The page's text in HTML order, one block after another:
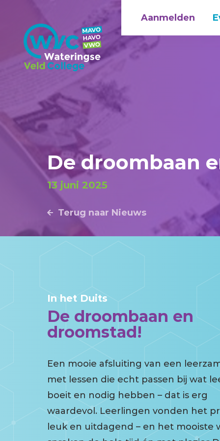
Aanmelden
De droombaan
13 juni 2025
Terug naar Nieuws
In het Duits
De droombaan en
droomstad!
Een mooie afsluiting van een
met lessen die echt passen bij wat
boeit en nodig hebben – dat is erg
waardevol. Leerlingen vonden het
leuk en uitdagend – en het mooiste